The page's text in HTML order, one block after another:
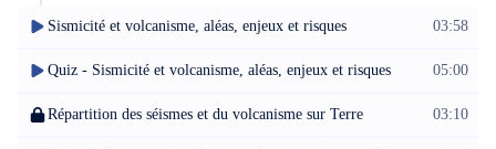
n'hésite plus ! Le cours de SVT est à ta portée et grâce à ces
avec tous les aspects du programme !
Sismicité et volcanisme, aléas, enjeux et risques 03:58
Quiz - Sismicité et volcanisme, aléas, enjeux et risques 05:00
Répartition des séismes et du volcanisme sur Terre 03:10